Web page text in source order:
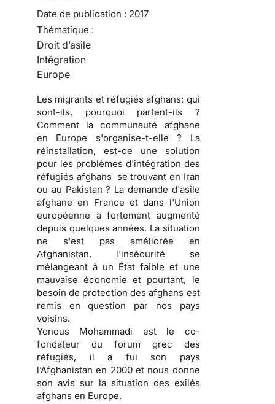
Date de publication : 2017
Thématique :
Droit d’asile
Intégration
Europe
Les migrants et réfugiés afghans: qui
sont-ils, pourquoi partent-ils ?
Comment la communauté afghane
en Europe s'organise-t-elle ? La
réinstallation, est-ce une solution
pour les problèmes d'intégration des
réfugiés afghans se trouvant en Iran
ou au Pakistan ? La demande d'asile
afghane en France et dans l'Union
européenne a fortement augmenté
depuis quelques années. La situation
ne s'est pas améliorée en
Afghanistan, l'insécurité se
mélangeant à un État faible et une
mauvaise économie et pourtant, le
besoin de protection des afghans est
remis en question par nos pays
voisins.
Yonous Mohammadi est le co-
fondateur du forum grec des
réfugiés, il a fui son pays
l’Afghanistan en 2000 et nous donne
son avis sur la situation des exilés
afghans en Europe.